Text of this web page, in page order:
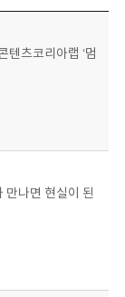
텐츠코리아랩 ‘멈
만나면 현실이 된